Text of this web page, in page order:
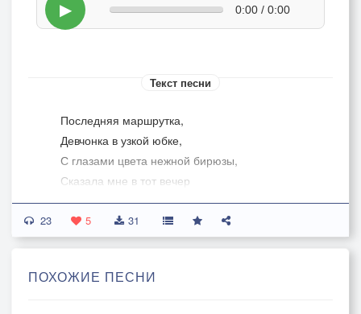
▶ 0:00 / 0:00
Текст песни
Последняя маршрутка,
Девчонка в узкой юбке,
С глазами цвета нежной бирюзы,
Сказала мне в тот вечер
С улыбкою: «До встречи»
А как зовут девчонку – не спросил.
Пришла из ниоткуда,
23 5 31
ПОХОЖИЕ ПЕСНИ